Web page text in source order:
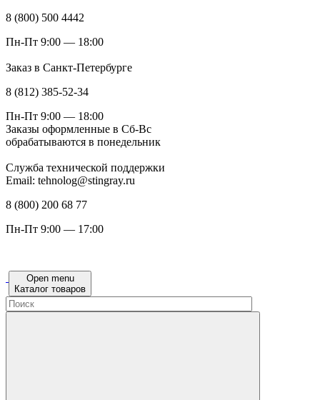
8 (800) 500 4442
Пн-Пт 9:00 — 18:00
Заказ в Санкт-Петербурге
8 (812) 385-52-34
Пн-Пт 9:00 — 18:00
Заказы оформленные в Сб-Вс
обрабатываются в понедельник
Служба технической поддержки
Email: tehnolog@stingray.ru
8 (800) 200 68 77
Пн-Пт 9:00 — 17:00
Open menu
Каталог товаров